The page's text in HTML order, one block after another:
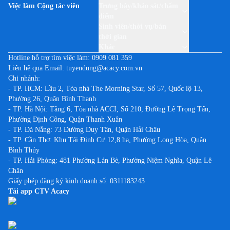
Việc làm tại Kon Tum
Việc làm tại Lào Cai
Việc làm tại Lâm Đồng
Việc làm tại Long An
Việc làm tại Nam Định
Việc làm tại Nghệ An
Việc làm tại Ninh Bình
Việc làm tại Ninh Thuận
Việc làm tại Phú Thọ
Việc làm tại Phú Yên
Việc làm tại Quảng Bình
Việc làm tại Quảng Nam
Việc làm Cộng tác viên
Hotline hỗ trợ tìm việc làm: 0909 081 359
Liên hệ qua Email: tuyendung@acacy.com.vn
Chi nhánh:
- TP. HCM: Lầu 2, Tòa nhà The Morning Star, Số 57, Quốc lộ 13,
Phường 26, Quận Bình Thạnh
- TP. Hà Nội: Tầng 6, Tòa nhà ACCI, Số 210, Đường Lê Trọng Tấn,
Phường Định Công, Quận Thanh Xuân
- TP. Đà Nẵng: 73 Đường Duy Tân, Quận Hải Châu
- TP. Cần Thơ: Khu Tái Định Cư 12,8 ha, Phường Long Hòa, Quận
Bình Thủy
- TP. Hải Phòng: 481 Phường Lán Bè, Phường Niệm Nghĩa, Quận Lê
Chân
Giấy phép đăng ký kinh doanh số: 0311183243
Tải app CTV Acacy